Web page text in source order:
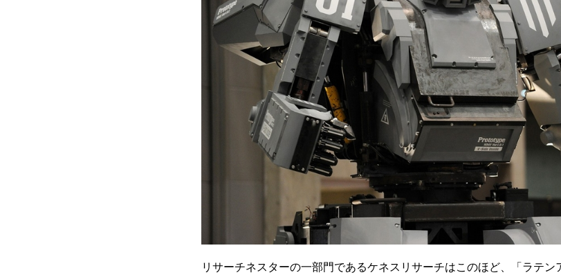
リサーチネスターの一部門であるケネスリサーチはこのほど、「ラテ